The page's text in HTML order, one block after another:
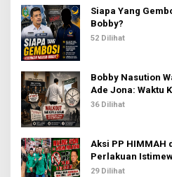
Siapa Yang
Bobby?
52 Dilihat
Bobby Nasution
Ade Jona: Waktu
Terbuang Sia-sia
36 Dilihat
Aksi PP HIMMAH
Perlakuan
Adriansyah
29 Dilihat